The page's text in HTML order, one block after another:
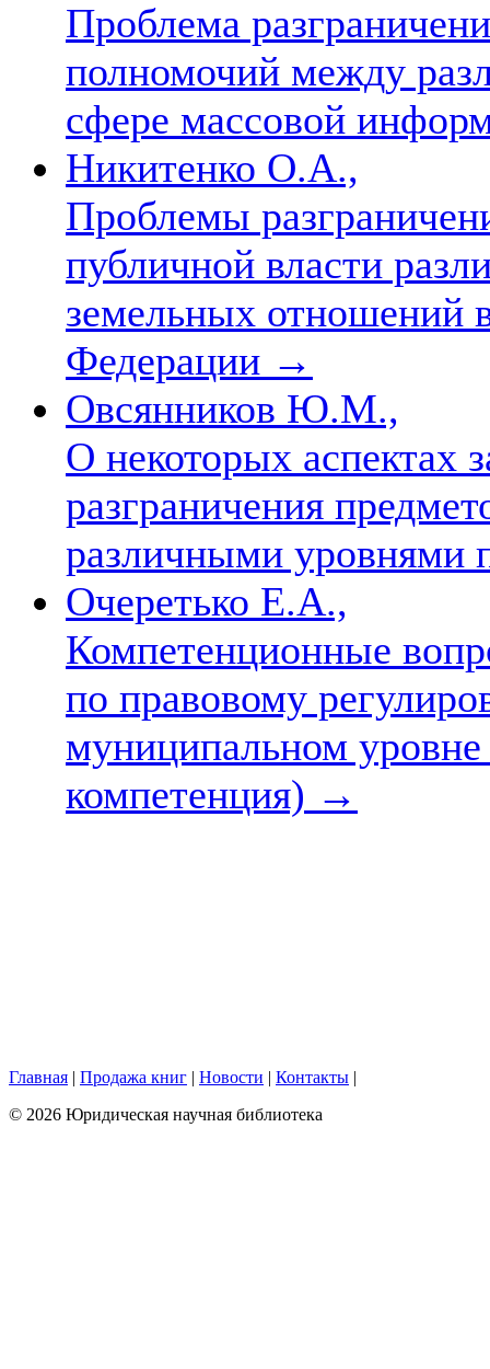
Проблема
полномочий между
сфере массовой
Никитенко О.А.,
Проблемы
публичной власти
земельных отношений
Федерации →
Овсянников Ю.М.,
О некоторых аспектах
разграничения
различными уровнями
Очеретько Е.А.,
Компетенционные
по правовому
муниципальном уровне
компетенция) →
Главная | Продажа книг | Новости | Контакты |
© 2026 Юридическая научная библиотека